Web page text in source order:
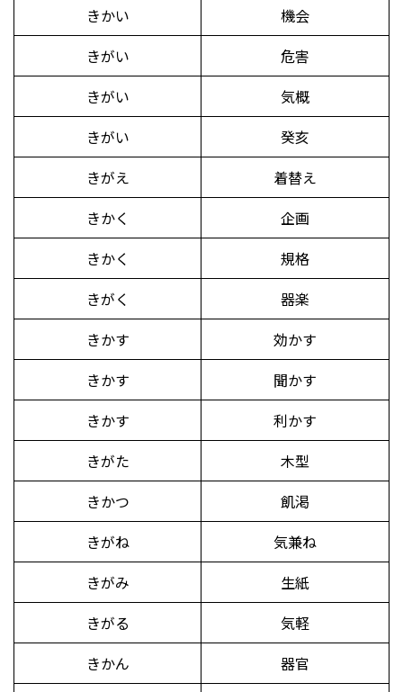
きかい
機会
きがい
危害
きがい
気概
きがい
癸亥
きがえ
着替え
きかく
企画
きかく
規格
きがく
器楽
きかす
効かす
きかす
聞かす
きかす
利かす
きがた
木型
きかつ
飢渇
きがね
気兼ね
きがみ
生紙
きがる
気軽
きかん
器官